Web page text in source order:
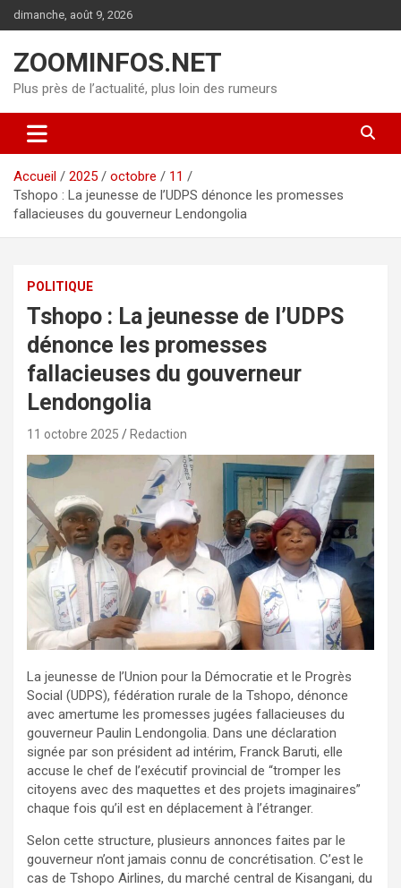
Aller
au
dimanche, août 9, 2026
ZOOMINFOS.NET
Plus près de l’actualité, plus loin des rumeurs
Accueil 2025 octobre
11
Tshopo : La jeunesse de l’UDPS dénonce les promesses
fallacieuses du gouverneur Lendongolia
POLITIQUE
Tshopo : La jeunesse de l’UDPS
dénonce les promesses
fallacieuses du gouverneur
Lendongolia
11 octobre 2025 Redaction
La jeunesse de l’Union pour la Démocratie et le Progrès
Social (UDPS), fédération rurale de la Tshopo, dénonce
avec amertume les promesses jugées fallacieuses du
gouverneur Paulin Lendongolia. Dans une déclaration
signée par son président ad intérim, Franck Baruti, elle
accuse le chef de l’exécutif provincial de “tromper les
citoyens avec des maquettes et des projets imaginaires”
chaque fois qu’il est en déplacement à l’étranger.
Selon cette structure, plusieurs annonces faites par le
gouverneur n’ont jamais connu de concrétisation. C’est le
cas de Tshopo Airlines, du marché central de Kisangani, du